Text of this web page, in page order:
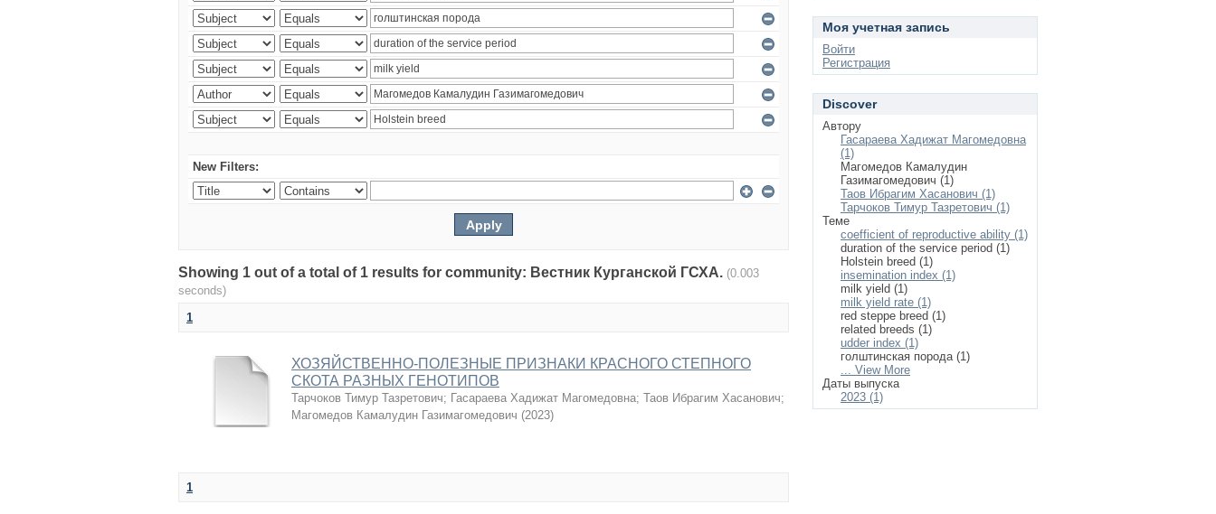
New Filters:
Showing 1 out of a total of 1 results for community: Вестник Курганской ГСХА. (0.003
seconds)
1
ХОЗЯЙСТВЕННО-ПОЛЕЗНЫЕ ПРИЗНАКИ КРАСНОГО СТЕПНОГО
СКОТА РАЗНЫХ ГЕНОТИПОВ
Тарчоков Тимур Тазретович; Гасараева Хадижат Магомедовна; Таов Ибрагим Хасанович;
Магомедов Камалудин Газимагомедович (2023)
1
Моя учетная запись
Войти
Регистрация
Discover
Автору
Гасараева Хадижат Магомедовна
(1)
Магомедов Камалудин
Газимагомедович (1)
Таов Ибрагим Хасанович (1)
Тарчоков Тимур Тазретович (1)
Теме
coefficient of reproductive ability (1)
duration of the service period (1)
Holstein breed (1)
insemination index (1)
milk yield (1)
milk yield rate (1)
red steppe breed (1)
related breeds (1)
udder index (1)
голштинская порода (1)
... View More
Даты выпуска
2023 (1)